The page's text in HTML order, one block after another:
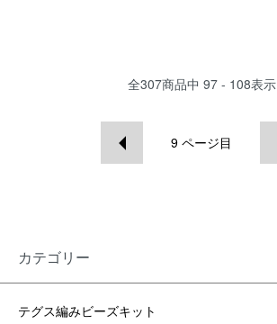
全307商品中 97 - 108表示
9 ページ目
カテゴリー
テグス編みビーズキット